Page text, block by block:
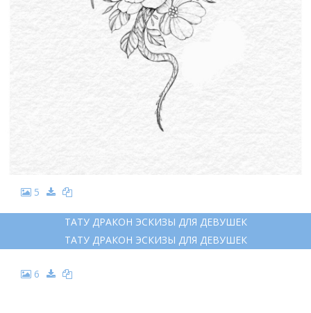
5
ТАТУ ДРАКОН ЭСКИЗЫ ДЛЯ ДЕВУШЕК
ТАТУ ДРАКОН ЭСКИЗЫ ДЛЯ ДЕВУШЕК